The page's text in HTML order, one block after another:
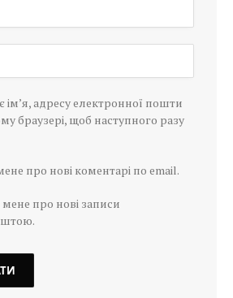
ім’я, адресу електронної пошти
браузері, щоб наступного разу
про нові коментарі по email.
про нові записи